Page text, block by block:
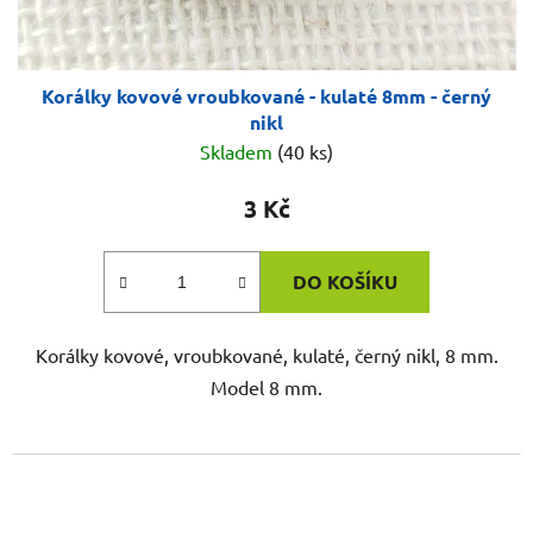
Korálky kovové vroubkované - kulaté 8mm - černý
nikl
Skladem (40 ks)
3 Kč
DO KOŠÍKU
Korálky kovové, vroubkované, kulaté, černý nikl, 8 mm.
Model 8 mm.